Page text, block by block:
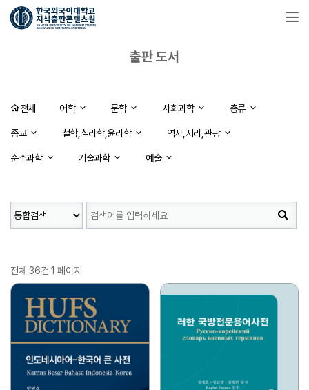
출판 도서
전체 어학 문학 사회과학 총류
종교 철학,심리학,윤리학 역사,지리,관광
순수과학 기술과학 예술
전체 36건 1 페이지